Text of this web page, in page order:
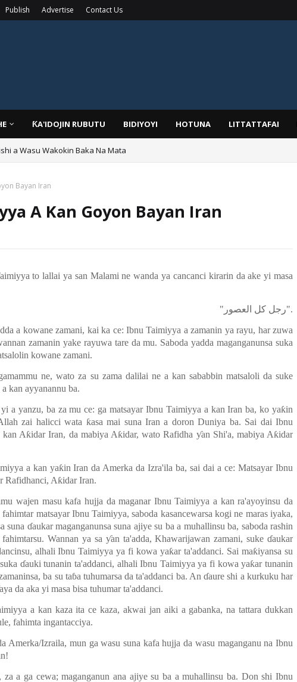
Publish Advertise Contact Us
ƘA'IDOJIN RUBUTU BIDIYOYI HOTUNA LITTATTAFAI
Na Sha Biyar: Sarkin Mafaran Gummi Justice Lawal Hassan
Bayan Iran
A Kan Goyon Bayan Iran
to lallai ya san Malami ne wanda ya cancanci kirarin da ake yi masa
" رجل كل العصور".
a kowane zamani, kai ka ce: Ibnu Taimiyya a zamanin ya rayu, har zuwa
zamanin yake rayuwa tare da mu. Saboda yadda maganganunsa suka
kowane zamani.
ne, wato za su zama dalilai ne a kan sababbin matsaloli da suke
kan ayyanannu ba.
a yanzu, ba za mu ce: ga matsayar Ibnu Taimiyya a kan Iran ba, ko yaƙin
zai halicci wata ƙasa mai suna Iran a doron Duniya ba. Sai dai Ibnu
kan Aƙidar Iran, da mabiya Aƙidar, wato Rafidha ƴan Shi'a, mabiya Aƙidar
a kan yaƙin Iran da Amerka da Izra'ila ba, sai dai a ce: Matsayar Ibnu
Rafidhanci, Aƙidar Iran.
wajen masu kafa hujja da maganar Ibnu Taimiyya a kan ra'ayoyinsu da
fahimtar matsayar Ibnu Taimiyya, saboda kasancewarsa kogi ne maras iyaka,
suna ɗaukar maganganunsa suna ajiye su ba a muhallinsu ba, saboda rashin
Wannan ya sa ƴan ta'adda, Khawarijawan zamani, sukeɗaukar
alhali Ibnu Taimiyya ya fi kowa yaƙar ta'addanci. Sai maƙiyansa su
ɗauki tunanin ta'addanci, alhali Ibnu Taimiyya ya fi kowa yaƙar tunanin
ba su taɓa tuhumarsa da ta'addanci ba. Anɗaure shi a kurkuku har
aya da aka yi masa bisa tuhumar ta'addanci.
a kan kaza ita ce kaza, akwai jan aiki a gabanka, na tattara dukkan
fahimta ingantacciya.
Amerka/Izraila, mun ga wasu suna kafa hujja da wasu maganganu na Ibnu
a ga cewa; maganganun ana ajiye su ba a muhallinsu ba. Don shi Ibnu